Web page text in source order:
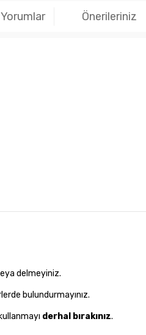
Yorumlar Önerileriniz
delmeyiniz.
bulundurmayınız.
derhal bırakınız.